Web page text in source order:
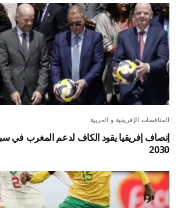
المنافسات الإفريقية و العربية
إنصاف إفريقيا يقود الكاف لدعم المغرب في
2030